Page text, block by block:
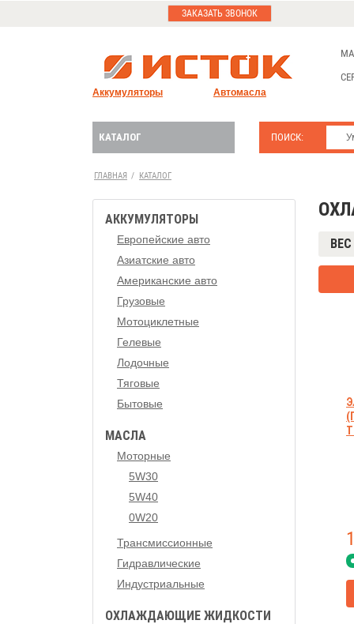
ЗАКАЗАТЬ ЗВОНОК
Аккумуляторы Автомасла
ПОИСК:
КАТАЛОГ
АККУМУЛЯТОРЫ
Европейские авто
Азиатские авто
Американские авто
Грузовые
Мотоциклетные
Гелевые
Лодочные
Тяговые
Бытовые
МАСЛА
Моторные
5W30
5W40
0W20
Трансмиссионные
Гидравлические
Индустриальные
ОХЛАЖДАЮЩИЕ ЖИДКОСТИ
ГЛАВНАЯ / КАТАЛОГ